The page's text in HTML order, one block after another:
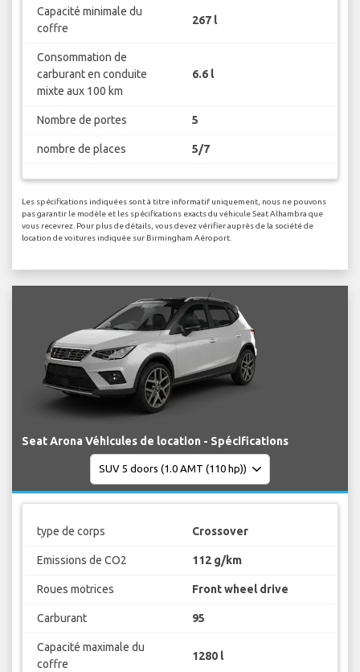
Capacité minimale du
coffre
267 l
Consommation de
carburant en conduite
mixte aux 100 km
6.6 l
Nombre de portes 5
nombre de places 5/7
Les spécifications indiquées sont à titre informatif uniquement, nous ne pouvons
pas garantir le modèle et les spécifications exacts du véhicule Seat Alhambra que
vous recevrez. Pour plus de détails, vous devez vérifier auprès de la société de
location de voitures indiquée sur Birmingham Aéroport.
Seat Arona Véhicules de location - Spécifications
type de corps Crossover
Emissions de CO2 112 g/km
Roues motrices Front wheel drive
Carburant 95
Capacité maximale du
coffre
1280 l